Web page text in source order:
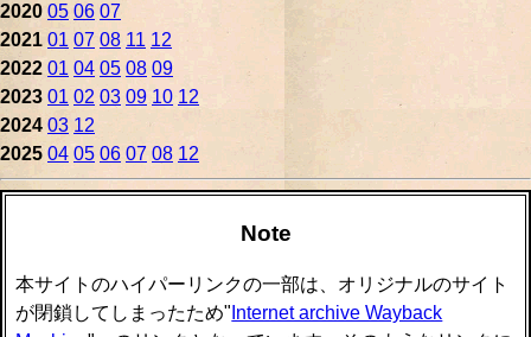
2020 05 06 07
2021 01 07 08 11 12
2022 01 04 05 08 09
2023 01 02 03 09 10 12
2024 03 12
2025 04 05 06 07 08 12
Note
本サイトのハイパーリンクの一部は、オリジナルのサイト
が閉鎖してしまったため" Internet archive Wayback